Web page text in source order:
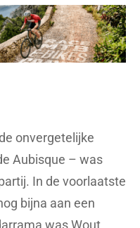
onvergetelijke
Aubisque – was
In de voorlaatste
bijna aan een
was Wout